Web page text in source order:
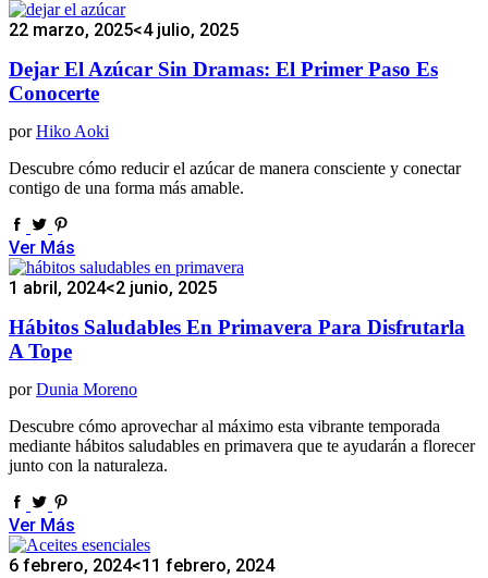
22 marzo, 2025<4 julio, 2025
Dejar El Azúcar Sin Dramas: El Primer Paso Es
Conocerte
por Hiko Aoki
Descubre cómo reducir el azúcar de manera consciente y conectar
contigo de una forma más amable.
Ver Más
1 abril, 2024<2 junio, 2025
Hábitos Saludables En Primavera Para Disfrutarla
A Tope
por Dunia Moreno
Descubre cómo aprovechar al máximo esta vibrante temporada
mediante hábitos saludables en primavera que te ayudarán a florecer
junto con la naturaleza.
Ver Más
6 febrero, 2024<11 febrero, 2024